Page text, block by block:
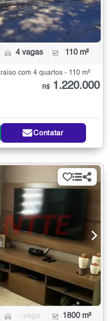
4 vagas 110 m²
com 4 quartos - 110 m²
R$ 1.220.000
Contatar
- vaga 1800 m²